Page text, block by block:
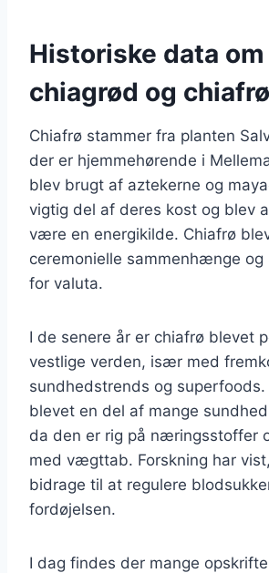
Historiske data om
chiagrød og chiafrø
Chiafrø stammer fra planten
der er hjemmehørende i
blev brugt af aztekerne og
vigtig del af deres kost og blev
være en energikilde. Chiafrø
ceremonielle sammenhænge og
for valuta.
I de senere år er chiafrø blevet
vestlige verden, især med
sundhedstrends og superfoods.
blevet en del af mange
da den er rig på næringsstoffer
med vægttab. Forskning har
bidrage til at regulere
fordøjelsen.
I dag findes der mange